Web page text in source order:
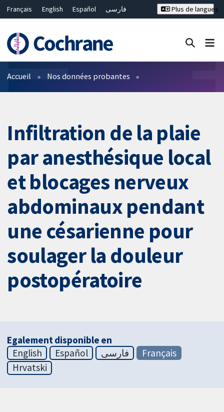
Français English Español
فارسی
Bahasa Malaysia
ไทย
繁體中文
简体中文
Plus de langues
Filtres
Accueil Nos données probantes
Infiltration de la plaie
par anesthésique local
et blocages nerveux
abdominaux pendant
une césarienne pour
soulager la douleur
postopératoire
Egalement disponible en
English
Español فارسی
Français
Hrvatski